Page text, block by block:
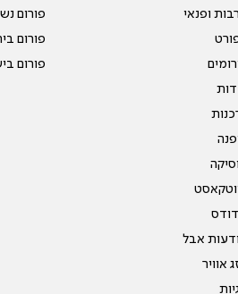
ופנאי
אבל
אוויר
פורום
פורום
פורום